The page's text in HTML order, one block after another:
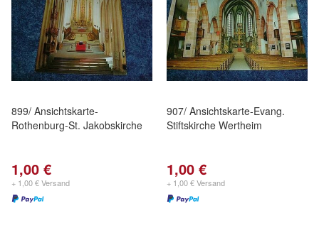
899/ Ansichtskarte-
Rothenburg-St. Jakobskirche
1,00 €
+ 1,00 € Versand
907/ Ansichtskarte-Evang.
Stiftskirche Wertheim
1,00 €
+ 1,00 € Versand